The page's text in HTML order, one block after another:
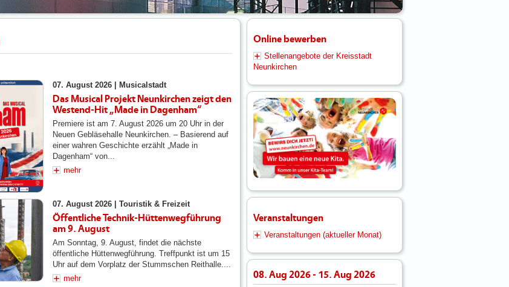
07. August 2026 | Musicalstadt
Das Musical Projekt Neunkirchen zeigt den
Westend-Hit „Made in Dagenham“
Premiere ist am 7. August 2026 um 20 Uhr in der
Neuen Gebläsehalle Neunkirchen. – Basierend auf
einer wahren Geschichte erzählt „Made in
Dagenham“ von...
mehr
07. August 2026 | Touristik & Freizeit
Öffentliche Technik-Hüttenwegführung
am 9. August
Am Sonntag, 9. August, findet die nächste
öffentliche Hüttenwegführung. Treffpunkt ist um 15
Uhr auf dem Vorplatz der Stummschen Reithalle....
mehr
Online bewerben
Stellenangebote der Kreisstadt
Neunkirchen
Veranstaltungen
Veranstaltungen (aktueller Monat)
08. Aug 2026 - 15. Aug 2026